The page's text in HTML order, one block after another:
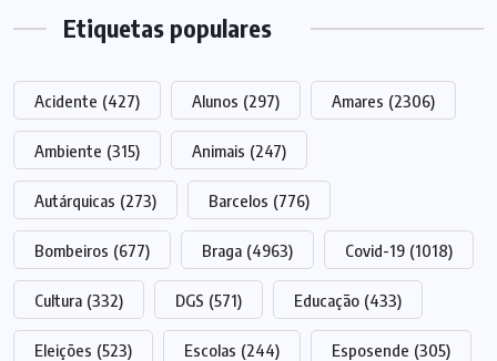
Etiquetas populares
Acidente (427) Alunos (297) Amares (2306)
Ambiente (315) Animais (247)
Autárquicas (273) Barcelos (776)
Bombeiros (677) Braga (4963) Covid-19 (1018)
Cultura (332) DGS (571) Educação (433)
Eleições (523) Escolas (244) Esposende (305)